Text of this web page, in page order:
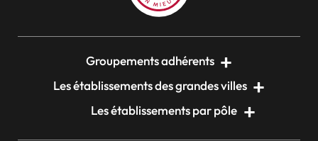
Groupements adhérents
Les établissements des grandes villes
Les établissements par pôle